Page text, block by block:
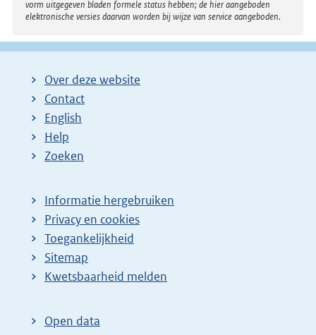
vorm uitgegeven bladen formele status hebben; de hier aangeboden
elektronische versies daarvan worden bij wijze van service aangeboden.
Over deze website
Contact
English
Help
Zoeken
Informatie hergebruiken
Privacy en cookies
Toegankelijkheid
Sitemap
E
t
Kwetsbaarheid melden
Open data